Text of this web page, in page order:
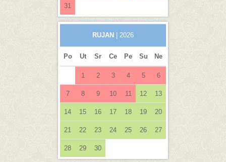
31
RUJAN | 2026
Po Ut Sr Ce Pe Su Ne
1 2 3 4 5 6
7 8 9 10 11 12 13
14 15 16 17 18 19 20
21 22 23 24 25 26 27
28 29 30